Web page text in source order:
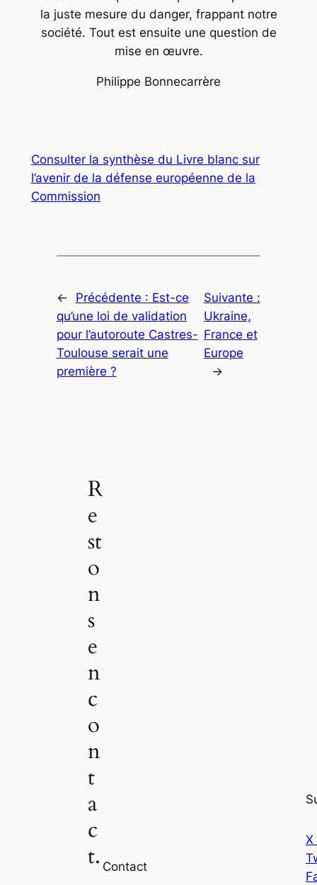
la juste mesure du danger, frappant notre
société. Tout est ensuite une question de
mise en œuvre.
Philippe Bonnecarrère
Consulter la synthèse du Livre blanc sur
l’avenir de la défense européenne de la
Commission
← Précédente : Est-ce
qu’une loi de validation
pour l’autoroute Castres-
Toulouse serait une
première ?
Suivante :
Ukraine,
France et
Europe
→
R
e
st
o
n
s
e
n
c
o
n
t
a
c
t. Contact
X